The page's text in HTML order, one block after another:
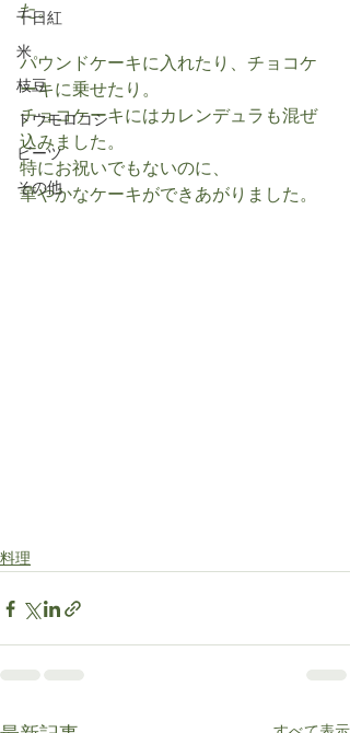
千日紅
米
枝豆
トウモロコシ
ビーツ
その他
た。
パウンドケーキに入れたり、チョコケ
ーキに乗せたり。
チョコケーキにはカレンデュラも混ぜ
込みました。
特にお祝いでもないのに、
華やかなケーキができあがりました。
料理